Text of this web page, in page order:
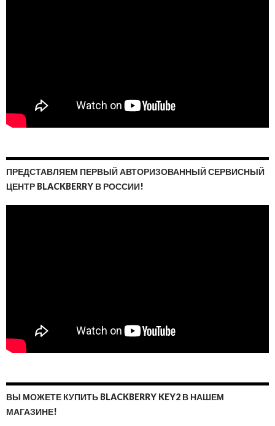
ПРЕДСТАВЛЯЕМ ПЕРВЫЙ АВТОРИЗОВАННЫЙ СЕРВИСНЫЙ
ЦЕНТР BLACKBERRY В РОССИИ!
ВЫ МОЖЕТЕ КУПИТЬ BLACKBERRY KEY2 В НАШЕМ
МАГАЗИНЕ!